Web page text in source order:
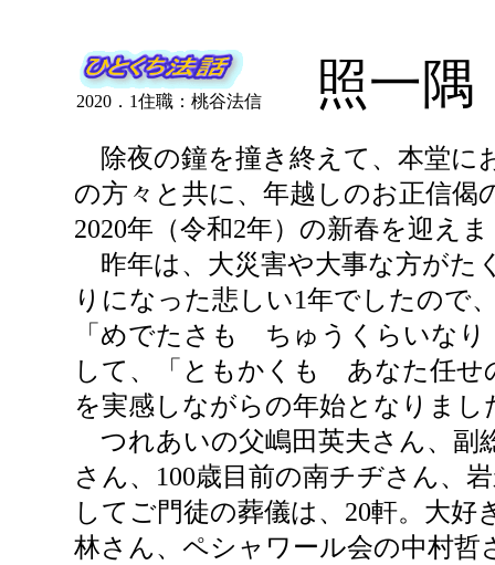
照一隅
2020．1住職：桃谷法信
除夜の鐘を撞き終えて、本堂に
の方々と共に、年越しのお正信偈
2020年（令和2年）の新春を迎え
昨年は、大災害や大事な方がた
りになった悲しい1年でしたので
「めでたさも ちゅうくらいな
して、「ともかくも あなた任
を実感しながらの年始となりまし
つれあいの父嶋田英夫さん、副
さん、100歳目前の南チヂさん、
してご門徒の葬儀は、20軒。大好
林さん、ペシャワール会の中村哲